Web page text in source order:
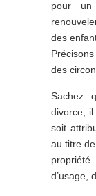
pour
des
des
Sachez
divorce, il
soit
au titre
d’usage,